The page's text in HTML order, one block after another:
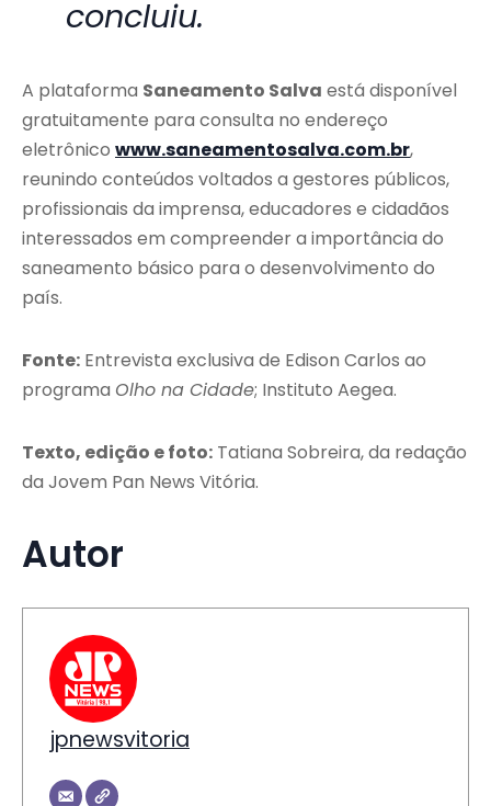
concluiu.
A plataforma Saneamento Salva está disponível
gratuitamente para consulta no endereço
eletrônico www.saneamentosalva.com.br,
reunindo conteúdos voltados a gestores públicos,
profissionais da imprensa, educadores e cidadãos
interessados em compreender a importância do
saneamento básico para o desenvolvimento do
país.
Fonte: Entrevista exclusiva de Edison Carlos ao
programa Olho na Cidade; Instituto Aegea.
Texto, edição e foto: Tatiana Sobreira, da redação
da Jovem Pan News Vitória.
Autor
jpnewsvitoria